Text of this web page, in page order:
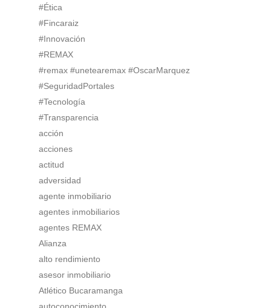
#Ética
#Fincaraiz
#Innovación
#REMAX
#remax #unetearemax #OscarMarquez
#SeguridadPortales
#Tecnología
#Transparencia
acción
acciones
actitud
adversidad
agente inmobiliario
agentes inmobiliarios
agentes REMAX
Alianza
alto rendimiento
asesor inmobiliario
Atlético Bucaramanga
autoconocimiento